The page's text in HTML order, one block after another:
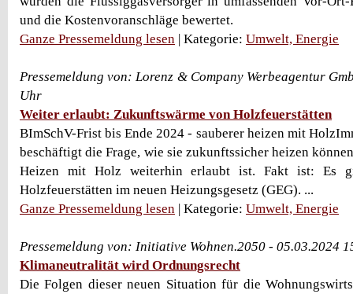
und die Kostenvoranschläge bewertet.
Ganze Pressemeldung lesen | Kategorie: Umwelt, Energie
Pressemeldung von: Lorenz & Company Werbeagentur
Uhr
Weiter erlaubt: Zukunftswärme von Holzfeuerstätten
BImSchV-Frist bis Ende 2024 - sauberer heizen mit
beschäftigt die Frage, wie sie zukunftssicher heizen
Heizen mit Holz weiterhin erlaubt ist. Fakt ist: Es
Holzfeuerstätten im neuen Heizungsgesetz (GEG). ...
Ganze Pressemeldung lesen | Kategorie: Umwelt, Energie
Pressemeldung von: Initiative Wohnen.2050 - 05.03.2024
Klimaneutralität wird Ordnungsrecht
Die Folgen dieser neuen Situation für die